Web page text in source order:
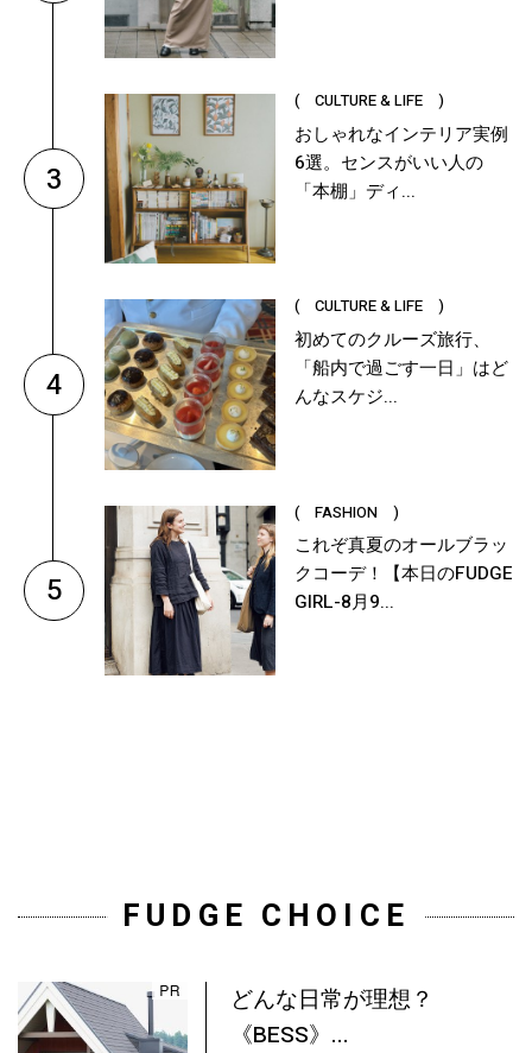
3
( CULTURE & LIFE )
おしゃれなインテリア実例
6選。センスがいい人の
「本棚」ディ...
4
( CULTURE & LIFE )
初めてのクルーズ旅行、
「船内で過ごす一日」はど
んなスケジ...
5
( FASHION )
これぞ真夏のオールブラッ
クコーデ！【本日のFUDGE
GIRL-8月9...
FUDGE CHOICE
どんな日常が理想？
《BESS》...